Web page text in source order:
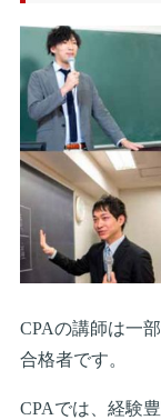
CPAの講師は一
合格者です。
CPAでは、経験